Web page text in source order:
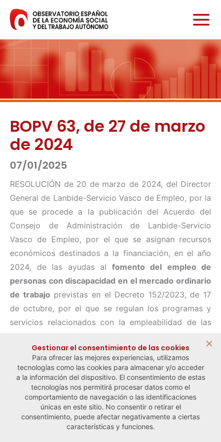
contenido
BOPV 63, de 27 de marzo
de 2024
07/01/2025
RESOLUCIÓN de 20 de marzo de 2024, del Director
General de Lanbide-Servicio Vasco de Empleo, por la
que se procede a la publicación del Acuerdo del
Consejo de Administración de Lanbide-Servicio
Vasco de Empleo, por el que se asignan recursos
económicos destinados a la financiación, en el año
2024, de las ayudas al fomento del empleo de
personas con discapacidad en el mercado ordinario
de trabajo previstas en el Decreto 152/2023, de 17
de octubre, por el que se regulan los programas y
servicios relacionados con la empleabilidad de las
Autónoma de Euskadi y el Registro Vasco de centros
especiales de empleo.
← Noticia anterior Noticia siguiente →
Gestionar el consentimiento de las cookies
Para ofrecer las mejores experiencias, utilizamos
tecnologías como las cookies para almacenar y/o acceder
a la información del dispositivo. El consentimiento de estas
tecnologías nos permitirá procesar datos como el
comportamiento de navegación o las identificaciones
únicas en este sitio. No consentir o retirar el
consentimiento, puede afectar negativamente a ciertas
características y funciones.